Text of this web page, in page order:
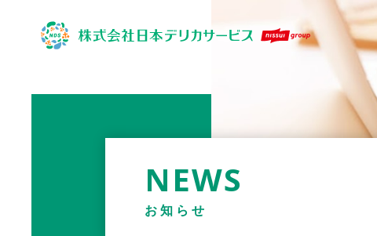
NEWS
お知らせ